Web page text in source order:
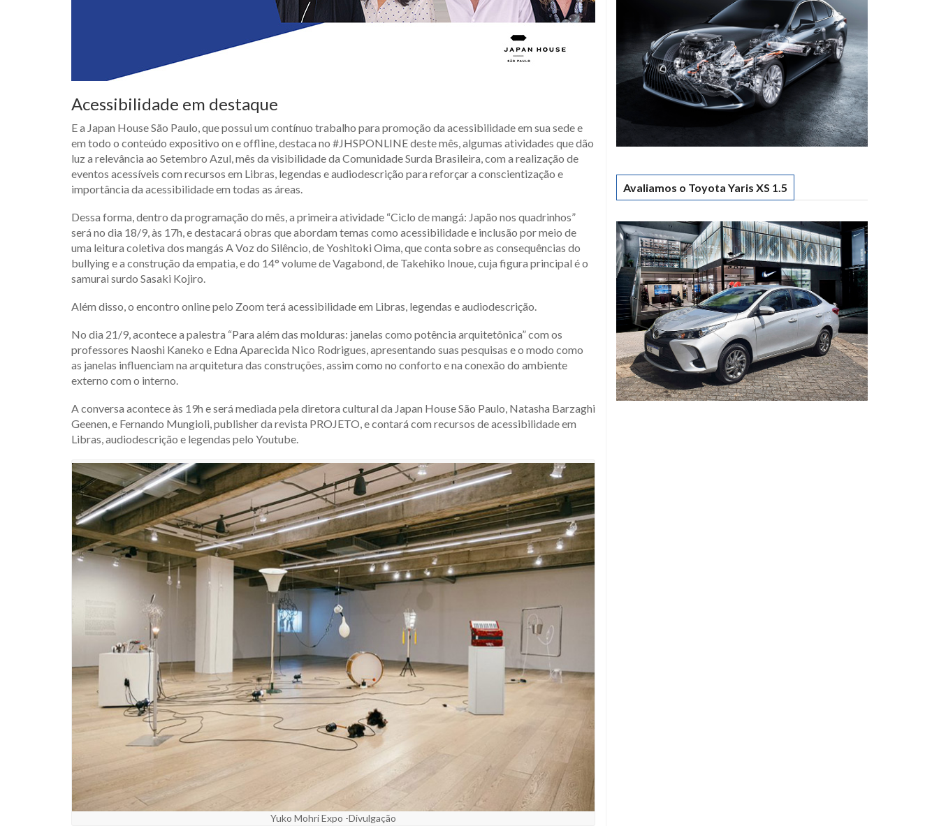
Acessibilidade em destaque
E a Japan House São Paulo, que possui um contínuo trabalho para promoção da acessibilidade em sua sede e
em todo o conteúdo expositivo on e offline, destaca no #JHSPONLINE deste mês, algumas atividades que dão
luz a relevância ao Setembro Azul, mês da visibilidade da Comunidade Surda Brasileira, com a realização de
eventos acessíveis com recursos em Libras, legendas e audiodescrição para reforçar a conscientização e
importância da acessibilidade em todas as áreas.
Dessa forma, dentro da programação do mês, a primeira atividade “Ciclo de mangá: Japão nos quadrinhos”
será no dia 18/9, às 17h, e destacará obras que abordam temas como acessibilidade e inclusão por meio de
uma leitura coletiva dos mangás A Voz do Silêncio, de Yoshitoki Oima, que conta sobre as consequências do
bullying e a construção da empatia, e do 14° volume de Vagabond, de Takehiko Inoue, cuja figura principal é o
samurai surdo Sasaki Kojiro.
Além disso, o encontro online pelo Zoom terá acessibilidade em Libras, legendas e audiodescrição.
No dia 21/9, acontece a palestra “Para além das molduras: janelas como potência arquitetônica” com os
professores Naoshi Kaneko e Edna Aparecida Nico Rodrigues, apresentando suas pesquisas e o modo como
as janelas influenciam na arquitetura das construções, assim como no conforto e na conexão do ambiente
externo com o interno.
A conversa acontece às 19h e será mediada pela diretora cultural da Japan House São Paulo, Natasha Barzaghi
Geenen, e Fernando Mungioli, publisher da revista PROJETO, e contará com recursos de acessibilidade em
Libras, audiodescrição e legendas pelo Youtube.
Yuko Mohri Expo -Divulgação
Avaliamos o Toyota Yaris XS 1.5